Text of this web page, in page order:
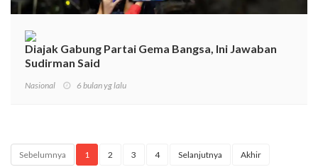
Diajak Gabung Partai Gema Bangsa, Ini Jawaban
Sudirman Said
Nasional 6 bulan yg lalu
Sebelumnya 1 2 3 4 Selanjutnya Akhir